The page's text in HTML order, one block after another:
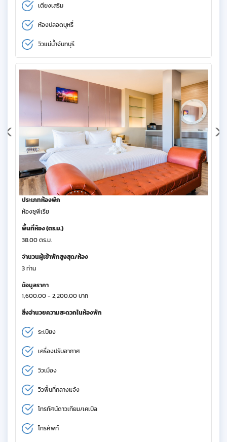
เตียงเสริม
ห้องปลอดบุหรี่
วิวแม่น้ำจันทบุรี
ประเภทห้องพัก
ห้องซูพีเรีย
พื้นที่ห้อง (ตร.ม.)
38.00 ตร.ม.
จำนวนผู้เข้าพักสูงสุด/ห้อง
3 ท่าน
ข้อมูลราคา
1,600.00 - 2,200.00 บาท
สิ่งอำนวยความสะดวกในห้องพัก
ระเบียง
เครื่องปรับอากาศ
วิวเมือง
วิวพื้นที่กลางแจ้ง
โทรทัศน์ดาวเทียม/เคเบิล
โทรศัพท์